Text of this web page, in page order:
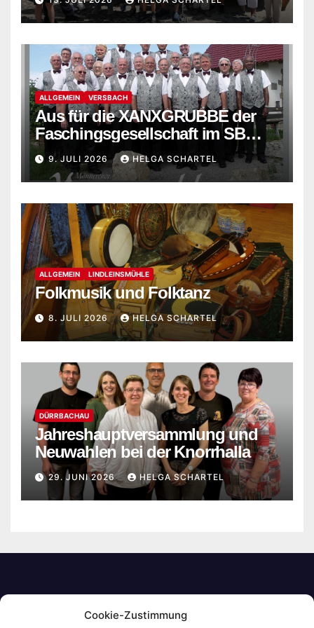
Cookie-Zustimmung
ALLGEMEIN VERSBACH
Aus für die XANXGRUBBE der
Faschingsgesellschaft im SB
Versbach
9. JULI 2026 HELGA SCHARTEL
ALLGEMEIN LINDLEINSMÜHLE
Folkmusik und Folktanz
8. JULI 2026 HELGA SCHARTEL
DÜRRBACHAU
Jahreshauptversammlung und
Neuwahlen bei der Knorrhalla
29. JUNI 2026 HELGA SCHARTEL